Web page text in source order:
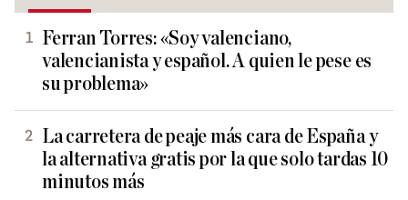
Ferran Torres: «Soy valenciano,
valencianista y español. A quien le pese es
su problema»
La carretera de peaje más cara de España y
la alternativa gratis por la que solo tardas 10
minutos más